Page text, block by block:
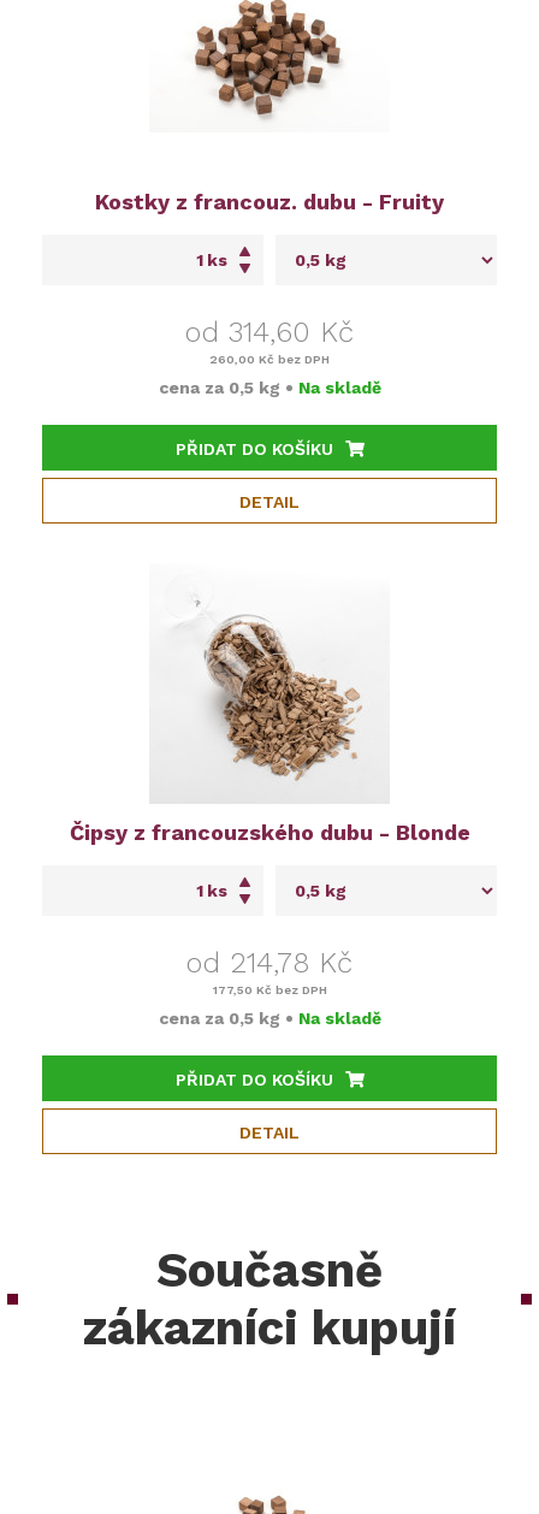
Kostky z francouz. dubu - Fruity
ks
od 314,60 Kč
260,00 Kč bez DPH
cena za 0,5 kg • Na skladě
PŘIDAT DO KOŠÍKU
DETAIL
Čipsy z francouzského dubu - Blonde
ks
od 214,78 Kč
177,50 Kč bez DPH
cena za 0,5 kg • Na skladě
PŘIDAT DO KOŠÍKU
DETAIL
Současně
zákazníci kupují